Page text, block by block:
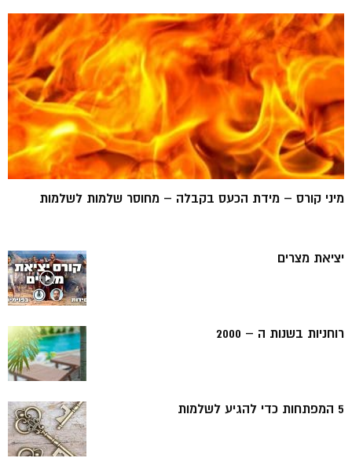
מיני קורס – מידת הכעס בקבלה – מחוסר שלמות לשלמות
יציאת מצרים
רוחניות בשנות ה – 2000
5 המפתחות כדי להגיע לשלמות